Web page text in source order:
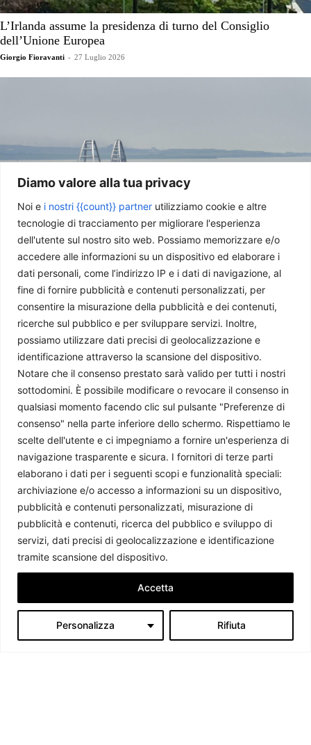
Diamo valore alla tua privacy
Noi e i nostri {{count}} partner utilizziamo cookie e altre
tecnologie di tracciamento per migliorare l'esperienza
dell'utente sul nostro sito web. Possiamo memorizzare e/o
accedere alle informazioni su un dispositivo ed elaborare i
dati personali, come l’indirizzo IP e i dati di navigazione, al
fine di fornire pubblicità e contenuti personalizzati, per
consentire la misurazione della pubblicità e dei contenuti,
ricerche sul pubblico e per sviluppare servizi. Inoltre,
possiamo utilizzare dati precisi di geolocalizzazione e
identificazione attraverso la scansione del dispositivo.
Notare che il consenso prestato sarà valido per tutti i nostri
sottodomini. È possibile modificare o revocare il consenso in
qualsiasi momento facendo clic sul pulsante "Preferenze di
consenso" nella parte inferiore dello schermo. Rispettiamo le
scelte dell'utente e ci impegniamo a fornire un'esperienza di
navigazione trasparente e sicura. I fornitori di terze parti
elaborano i dati per i seguenti scopi e funzionalità speciali:
archiviazione e/o accesso a informazioni su un dispositivo,
pubblicità e contenuti personalizzati, misurazione di
pubblicità e contenuti, ricerca del pubblico e sviluppo di
servizi, dati precisi di geolocalizzazione e identificazione
tramite scansione del dispositivo.
Personalizza Rifiuta
Accetta
L’Irlanda assume la presidenza di turno del Consiglio
dell’Unione Europea
Giorgio Fioravanti - 27 Luglio 2026
La battaglia per la Crimea: il nuovo fronte strategico della
guerra
Lorenzo Asquini - 22 Luglio 2026
Chi siamo
Il Caffè Geopolitico è una Associazione di Promozione Sociale. Dal
2009 parliamo di politica internazionale, per diffondere una
conoscenza accessibile e aggiornata delle dinamiche geopolitiche che
segnano il mondo che ci circonda.
C.F./P.IVA 11078490965 - Testata giornalistica registrata presso il
Tribunale di Milano aut. n.398 del 10/12/2013 - ISSN 2384-9975